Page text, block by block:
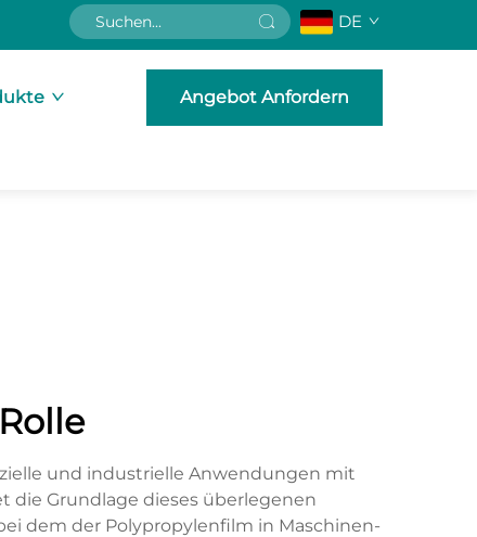
DE
Angebot Anfordern
und industrielle Anwendungen mit
die Grundlage dieses überlegenen
dem der Polypropylenfilm in Maschinen-